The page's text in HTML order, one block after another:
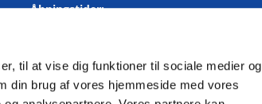
til at vise dig funktioner til sociale medier og
din brug af vores hjemmeside med vores
Åbningstider:
Mail:
4947@sogn.dk